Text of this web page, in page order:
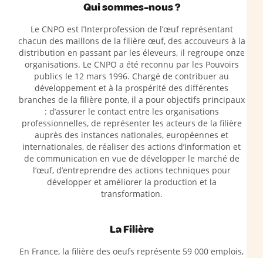
Qui sommes-nous ?
Le CNPO est l’Interprofession de l’œuf représentant
chacun des maillons de la filière œuf, des accouveurs à la
distribution en passant par les éleveurs, il regroupe onze
organisations. Le CNPO a été reconnu par les Pouvoirs
publics le 12 mars 1996. Chargé de contribuer au
développement et à la prospérité des différentes
branches de la filière ponte, il a pour objectifs principaux
: d’assurer le contact entre les organisations
professionnelles, de représenter les acteurs de la filière
auprès des instances nationales, européennes et
internationales, de réaliser des actions d’information et
de communication en vue de développer le marché de
l’œuf, d’entreprendre des actions techniques pour
développer et améliorer la production et la
transformation.
La Filière
En France, la filière des oeufs représente 59 000 emplois,